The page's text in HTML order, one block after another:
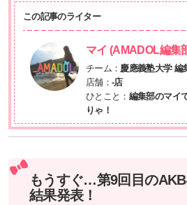
この記事のライター
マイ (AMADOL編集
チーム： 慶應義塾大学 編
店舗：-店
ひとこと： 編集部のマイ
りゃ！
もうすぐ…第9回目の
結果発表！